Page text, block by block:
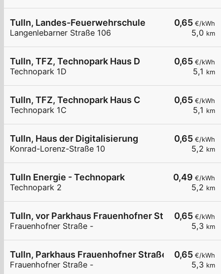
0,65 €/kWh
5,0 km
Tulln, Landes-Feuerwehrschule
Langenlebarner Straße 106
0,65 €/kWh
5,1 km
Tulln, TFZ, Technopark Haus D
Technopark 1D
0,65 €/kWh
5,1 km
Tulln, TFZ, Technopark Haus C
Technopark 1C
0,65 €/kWh
5,2 km
Tulln, Haus der Digitalisierung
Konrad-Lorenz-Straße 10
0,49 €/kWh
5,2 km
Tulln Energie - Technopark
Technopark 2
0,65 €/kWh
5,3 km
Tulln, vor Parkhaus Frauenhofner Str.
Frauenhofner Straße -
0,65 €/kWh
5,3 km
Tulln, Parkhaus Frauenhofner Straße
Frauenhofner Straße -